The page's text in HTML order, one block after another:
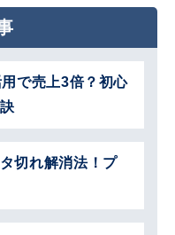
で売上3倍？初心
切れ解消法！プ